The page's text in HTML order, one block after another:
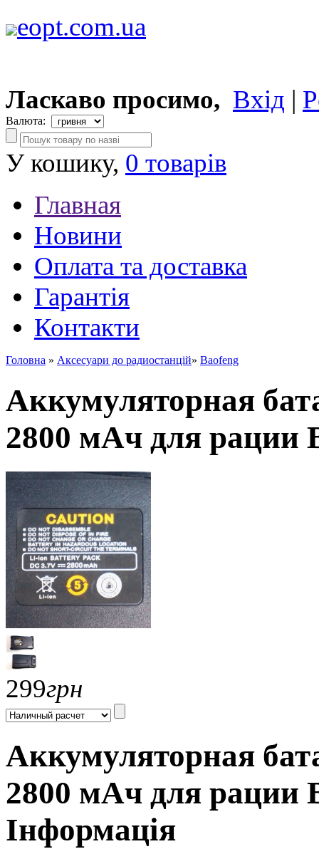
eopt.com.ua
Ласкаво просимо, Вхід |
Валюта:
У кошику, 0 товарів
Главная
Новини
Оплата та доставка
Гарантія
Контакти
Головна » Аксесуари до радиостанцій» Baofeng
Аккумуляторная
2800 мАч для рации
299грн
Аккумуляторная
2800 мАч для рации
Інформація